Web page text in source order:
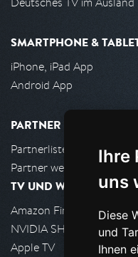
Ihre
uns
Diese
und
Ihnen
SMARTPHONE &
iPhone, iPad App
Android App
PARTNER
Partnerliste
Partner werden
TV UND WOHNZIMMER
Amazon FireTV
NVIDIA SHIELD, Google
Apple TV